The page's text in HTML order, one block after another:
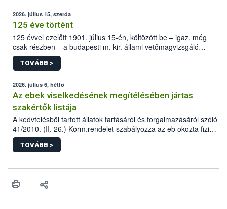
2026. július 15, szerda
125 éve történt
125 évvel ezelőtt 1901. július 15-én, költözött be – igaz, még
csak részben – a budapesti m. kir. állami vetőmagvizsgáló
állomás a Kis Rókus utca 15. szám alatti, Czigler Győző által
tervezett új épületébe.
TOVÁBB >
2026. július 6, hétfő
Az ebek viselkedésének megítélésében jártas
szakértők listája
A kedvtelésből tartott állatok tartásáról és forgalmazásáról szóló
41/2010. (II. 26.) Korm.rendelet szabályozza az eb okozta fizikai
sérülés, illetve ennek veszélye keletkezésekor felmerülő
hatósági feladatokat, valamint a veszélyes eb tartását és annak
vonni az ebek viselkedésének megítélésében jártas szakértőt.
TOVÁBB >